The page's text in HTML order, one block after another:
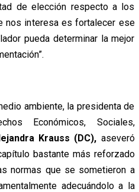
de elección respecto a los
nos interesa es fortalecer ese
pueda determinar la mejor
ambiente, la presidenta de
Económicos, Sociales,
Krauss (DC), aseveró
bastante más reforzado
normas que se sometieron a
adecuándolo a la